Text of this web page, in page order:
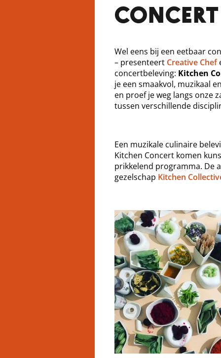
CONCERT
Wel eens bij een eetbaar
– presenteert Creative Chef
concertbeleving: Kitchen
je een smaakvol, muzikaal
en proef je weg langs onze
tussen verschillende
Een muzikale culinaire
Kitchen Concert komen
prikkelend programma. De
gezelschap Kitchen